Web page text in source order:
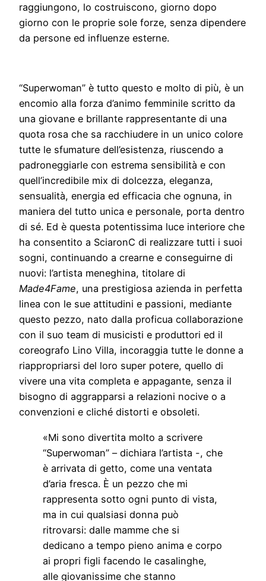
raggiungono, lo costruiscono, giorno dopo
giorno con le proprie sole forze, senza dipendere
da persone ed influenze esterne.
“Superwoman” è tutto questo e molto di più, è un
encomio alla forza d’animo femminile scritto da
una giovane e brillante rappresentante di una
quota rosa che sa racchiudere in un unico colore
tutte le sfumature dell’esistenza, riuscendo a
padroneggiarle con estrema sensibilità e con
quell’incredibile mix di dolcezza, eleganza,
sensualità, energia ed efficacia che ognuna, in
maniera del tutto unica e personale, porta dentro
di sé. Ed è questa potentissima luce interiore che
ha consentito a SciaronC di realizzare tutti i suoi
sogni, continuando a crearne e conseguirne di
nuovi: l’artista meneghina, titolare di
Made4Fame, una prestigiosa azienda in perfetta
linea con le sue attitudini e passioni, mediante
questo pezzo, nato dalla proficua collaborazione
con il suo team di musicisti e produttori ed il
coreografo Lino Villa, incoraggia tutte le donne a
riappropriarsi del loro super potere, quello di
vivere una vita completa e appagante, senza il
bisogno di aggrapparsi a relazioni nocive o a
convenzioni e cliché distorti e obsoleti.
«Mi sono divertita molto a scrivere
“Superwoman” – dichiara l’artista -, che
è arrivata di getto, come una ventata
d’aria fresca. È un pezzo che mi
rappresenta sotto ogni punto di vista,
ma in cui qualsiasi donna può
ritrovarsi: dalle mamme che si
dedicano a tempo pieno anima e corpo
ai propri figli facendo le casalinghe,
alle giovanissime che stanno